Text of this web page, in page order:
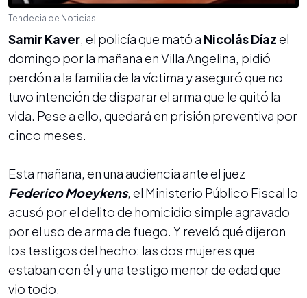
Tendecia de Noticias.-
Samir Kaver, el policía que mató a Nicolás Díazel
domingo por la mañana en Villa Angelina, pidió
perdón a la familia de la víctima y aseguró que no
tuvo intención de disparar el arma que le quitó la
vida. Pese a ello, quedará en prisión preventiva por
cinco meses.
Esta mañana, en una audiencia ante el juez
Federico Moeykens, el Ministerio Público Fiscal lo
acusó por el delito de homicidio simple agravado
por el uso de arma de fuego. Y reveló qué dijeron
los testigos del hecho: las dos mujeres que
estaban con él y una testigo menor de edad que
vio todo.